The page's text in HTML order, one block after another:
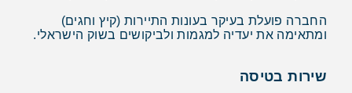
החברה פועלת בעיקר בעונות התיירות (קיץ וחגים)
ומתאימה את יעדיה למגמות ולביקושים בשוק הישראלי.
שירות בטיסה